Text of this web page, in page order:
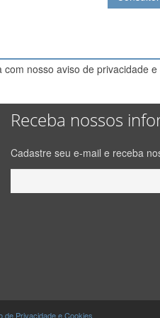
nosso aviso de privacidade e
Receba nossos
Cadastre seu e-mail e receba
de Privacidade e Cookies